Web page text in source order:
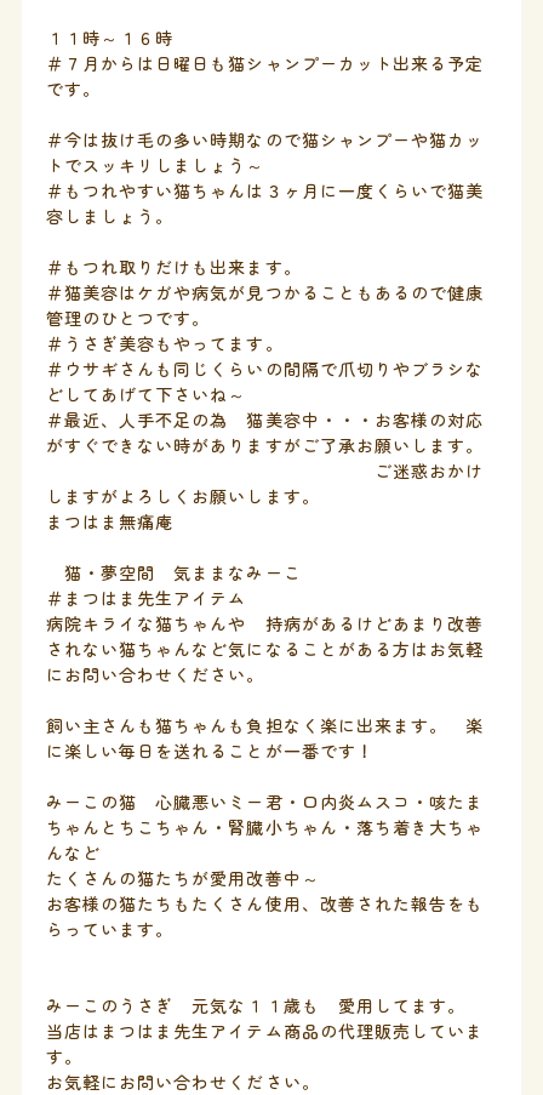
１１時～１６時
＃７月からは日曜日も猫シャンプーカット出来る予定
です。
＃今は抜け毛の多い時期なので猫シャンプーや猫カッ
トでスッキリしましょう～
＃もつれやすい猫ちゃんは３ヶ月に一度くらいで猫美
容しましょう。
＃もつれ取りだけも出来ます。
＃猫美容はケガや病気が見つかることもあるので健康
管理のひとつです。
＃うさぎ美容もやってます。
＃ウサギさんも同じくらいの間隔で爪切りやブラシな
どしてあげて下さいね～
＃最近、人手不足の為 猫美容中・・・お客様の対応
がすぐできない時がありますがご了承お願いします。
ご迷惑おかけ
しますがよろしくお願いします。
まつはま無痛庵
猫・夢空間 気ままなみーこ
＃まつはま先生アイテム
病院キライな猫ちゃんや 持病があるけどあまり改善
されない猫ちゃんなど気になることがある方はお気軽
にお問い合わせください。
飼い主さんも猫ちゃんも負担なく楽に出来ます。 楽
に楽しい毎日を送れることが一番です！
みーこの猫 心臓悪いミー君・口内炎ムスコ・咳たま
ちゃんとちこちゃん・腎臓小ちゃん・落ち着き大ちゃ
んなど
たくさんの猫たちが愛用改善中～
お客様の猫たちもたくさん使用、改善された報告をも
らっています。
みーこのうさぎ 元気な１１歳も 愛用してます。
当店はまつはま先生アイテム商品の代理販売していま
す。
お気軽にお問い合わせください。